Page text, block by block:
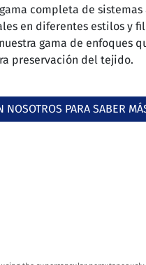
completa de
en diferentes estilos y
gama de enfoques
preservación del tejido.
NOSOTROS PARA SABER